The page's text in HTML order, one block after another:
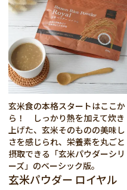
玄米食の本格スタートはここか
ら！ しっかり熱を加えて炊き
上げた、玄米そのものの美味し
さを感じられ、栄養素を丸ごと
摂取できる「玄米パウダーシリ
ーズ」のベーシック版。
玄米パウダー ロイヤル